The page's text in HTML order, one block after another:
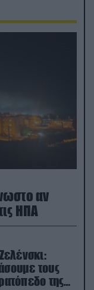
αν
ΗΠΑ
τους
της